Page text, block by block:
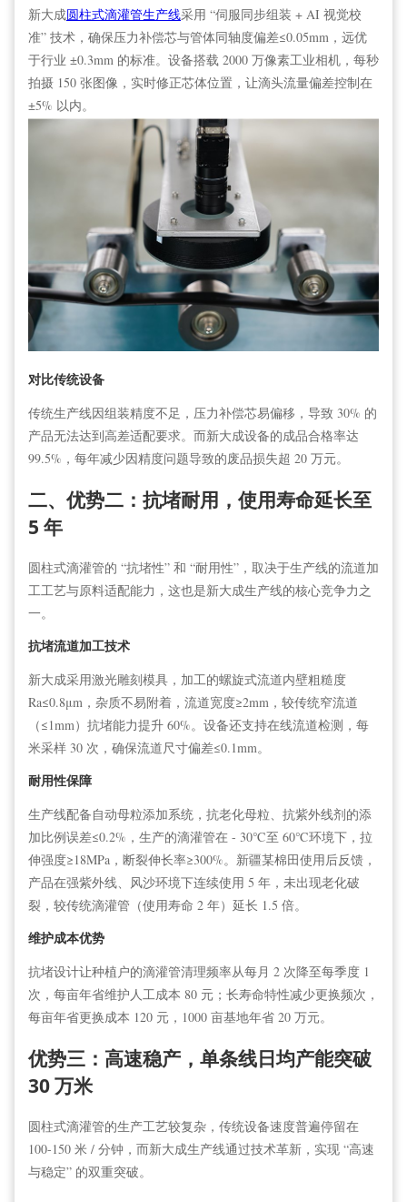
新大成圆柱式滴灌管生产线采用 “伺服同步组装 + AI 视觉校
准” 技术，确保压力补偿芯与管体同轴度偏差≤0.05mm，远优
于行业 ±0.3mm 的标准。设备搭载 2000 万像素工业相机，每秒
拍摄 150 张图像，实时修正芯体位置，让滴头流量偏差控制在
±5% 以内。
对比传统设备
传统生产线因组装精度不足，压力补偿芯易偏移，导致 30% 的
产品无法达到高差适配要求。而新大成设备的成品合格率达
99.5%，每年减少因精度问题导致的废品损失超 20 万元。
二、优势二：抗堵耐用，使用寿命延长至
5 年
圆柱式滴灌管的 “抗堵性” 和 “耐用性”，取决于生产线的流道加
工工艺与原料适配能力，这也是新大成生产线的核心竞争力之
一。
抗堵流道加工技术
新大成采用激光雕刻模具，加工的螺旋式流道内壁粗糙度
Ra≤0.8μm，杂质不易附着，流道宽度≥2mm，较传统窄流道
（≤1mm）抗堵能力提升 60%。设备还支持在线流道检测，每
米采样 30 次，确保流道尺寸偏差≤0.1mm。
耐用性保障
生产线配备自动母粒添加系统，抗老化母粒、抗紫外线剂的添
加比例误差≤0.2%，生产的滴灌管在 - 30℃至 60℃环境下，拉
伸强度≥18MPa，断裂伸长率≥300%。新疆某棉田使用后反馈，
产品在强紫外线、风沙环境下连续使用 5 年，未出现老化破
裂，较传统滴灌管 （使用寿命 2 年）延长 1.5 倍。
维护成本优势
抗堵设计让种植户的滴灌管清理频率从每月 2 次降至每季度 1
次，每亩年省维护人工成本 80 元；长寿命特性减少更换频次，
每亩年省更换成本 120 元，1000 亩基地年省 20 万元。
优势三：高速稳产，单条线日均产能突破
30 万米
圆柱式滴灌管的生产工艺较复杂，传统设备速度普遍停留在
100-150 米 / 分钟，而新大成生产线通过技术革新，实现 “高速
与稳定” 的双重突破。